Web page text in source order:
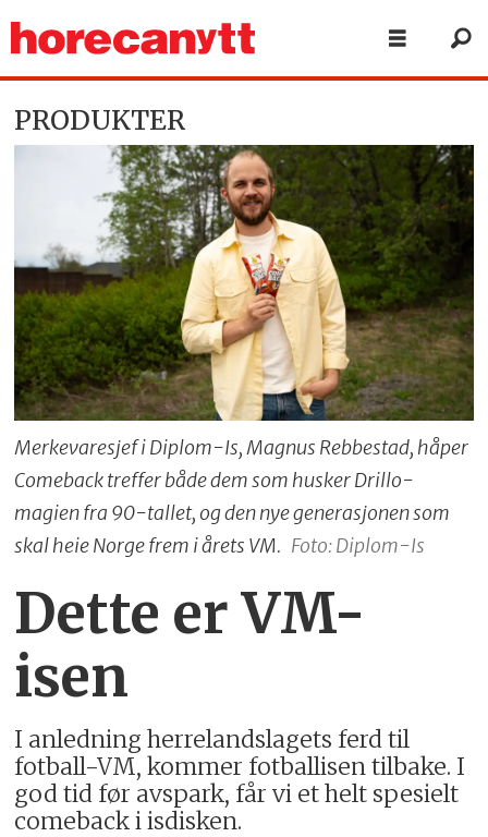
PRODUKTER
Merkevaresjef i Diplom-Is, Magnus Rebbestad, håper
Comeback treffer både dem som husker Drillo-
magien fra 90-tallet, og den nye generasjonen som
skal heie Norge frem i årets VM. Foto: Diplom-Is
Dette er VM-
isen
I anledning herrelandslagets ferd til
fotball-VM, kommer fotballisen tilbake. I
god tid før avspark, får vi et helt spesielt
comeback i isdisken.